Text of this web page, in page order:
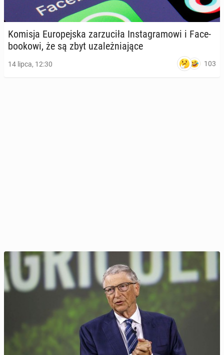
Komisja Eu­ro­pej­ska za­rzu­ci­ła In­sta­gra­mo­wi i Fa­ce­
bo­oko­wi, że są zbyt uza­leż­nia­ją­ce
14 lipca, 12:30 103